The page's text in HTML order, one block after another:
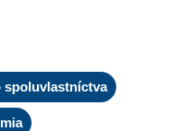
spoluvlastníctva